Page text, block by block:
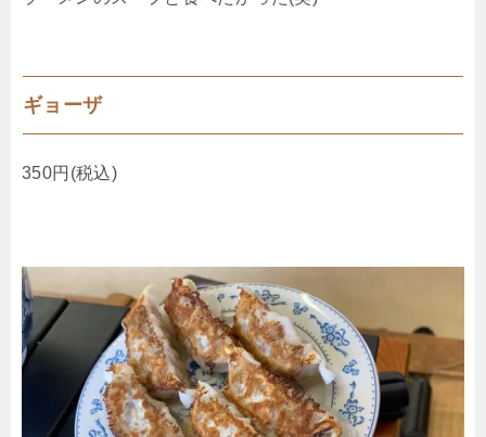
ギョーザ
350円(税込)